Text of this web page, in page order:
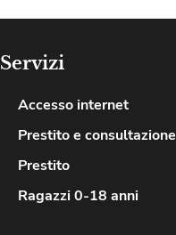
Servizi
Accesso internet
Prestito e consultazione
Prestito
Ragazzi 0-18 anni